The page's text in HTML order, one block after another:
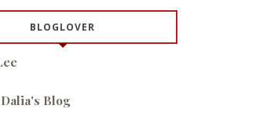
BLOGLOVER
Blog